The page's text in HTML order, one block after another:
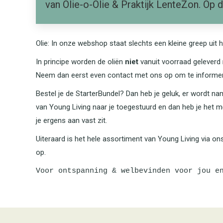
van Olie-o-Olie & Praktijk LenteZon. Op
Olie: In onze webshop staat slechts een kleine greep
In principe worden de oliën niet vanuit voorraad
Neem dan eerst even contact met ons op om te
Bestel je de StarterBundel? Dan heb je geluk, er wordt
van Young Living naar je toegestuurd en dan heb je het
je ergens aan vast zit.
Uiteraard is het hele assortiment van Young Living via
op.
Voor ontspanning & welbevinden voor jou